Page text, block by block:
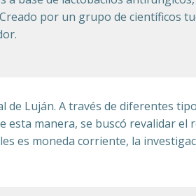
por un grupo de científicos
de Luján. A través de diferentes
manera, se buscó revalidar el
es moneda corriente, la